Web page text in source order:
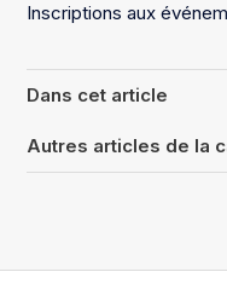
Inscriptions aux
Dans cet article
Autres articles de la